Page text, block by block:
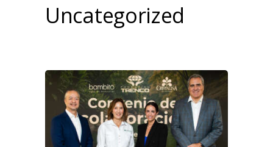
Uncategorized